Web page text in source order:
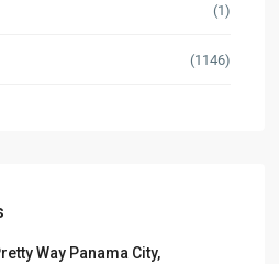
(1)
(1146)
Way Panama City,